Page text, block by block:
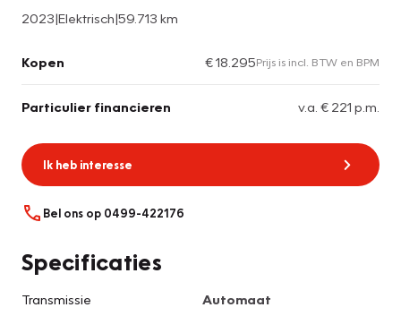
2023|Elektrisch|59.713 km
Kopen € 18.295Prijs is incl. BTW en BPM
Particulier financieren v.a. € 221 p.m.
Ik heb interesse
Bel ons op 0499-422176
Specificaties
Transmissie
Automaat